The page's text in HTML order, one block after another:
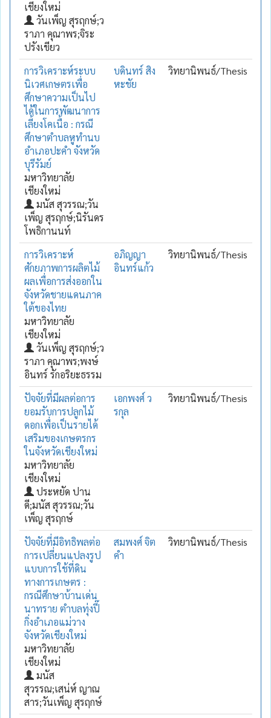
เชียงใหม่
วันเพ็ญ สุรฤกษ์;ว
ราภา คุณาพร;จิระ
ปรังเขียว
การวิเคราะห์ระบบ
นิเวศเกษตรเพื่อ
ศึกษาความเป็นไป
ได้ในการพัฒนาการ
เลี้ยงโคเนื้อ : กรณี
ศึกษาตำบลหูทำนบ
อำเภอปะคำ จังหวัด
บุรีรัมย์
มหาวิทยาลัย
เชียงใหม่
มนัส สุวรรณ;วัน
เพ็ญ สุรฤกษ์;นิรันดร
โพธิกานนท์
บดินทร์ สิง
หะชัย
วิทยานิพนธ์/Thesis
การวิเคราะห์
ศักยภาพการผลิตไม้
ผลเพื่อการส่งออกใน
จังหวัดชายแดนภาค
ใต้ของไทย
มหาวิทยาลัย
เชียงใหม่
วันเพ็ญ สุรฤกษ์;ว
ราภา คุณาพร;พงษ์
อินทร์ รักอริยะธรรม
อภิญญา
อินทร์แก้ว
วิทยานิพนธ์/Thesis
ปัจจัยที่มีผลต่อการ
ยอมรับการปลูกไม้
ดอกเพื่อเป็นรายได้
เสริมของเกษตรกร
ในจังหวัดเชียงใหม่
มหาวิทยาลัย
เชียงใหม่
ประหยัด ปาน
ดี;มนัส สุวรรณ;วัน
เพ็ญ สุรฤกษ์
เอกพงศ์ ว
รกุล
วิทยานิพนธ์/Thesis
ปัจจัยที่มีอิทธิพลต่อ
การเปลี่ยนแปลงรูป
แบบการใช้ที่ดิน
ทางการเกษตร :
กรณีศึกษาบ้านเด่น
นาทราย ตำบลทุ่งปี๊
กิ่งอำเภอแม่วาง
จังหวัดเชียงใหม่
มหาวิทยาลัย
เชียงใหม่
มนัส
สุวรรณ;เสน่ห์ ญาณ
สาร;วันเพ็ญ สุรฤกษ์
สมพงศ์ จิต
คำ
วิทยานิพนธ์/Thesis